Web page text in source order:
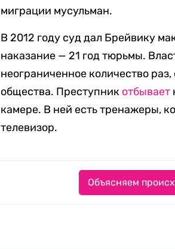
миграции мусульман.
В 2012 году суд дал Брейвику
наказание — 21 год тюрьмы.
неограниченное количество
общества. Преступник отбывает
камере. В ней есть тренажеры,
телевизор.
Объясняем